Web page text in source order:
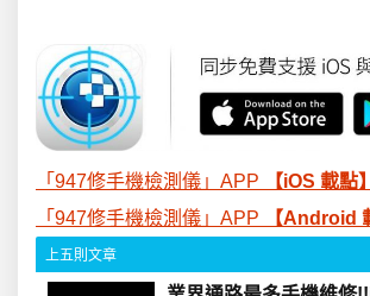
「947修手機檢測儀」APP 【iOS 載點】
「947修手機檢測儀」APP
【Android
上五則文章